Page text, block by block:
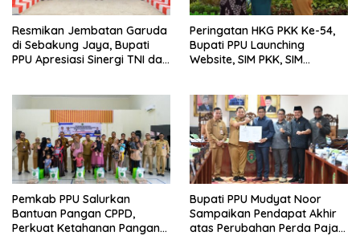
Resmikan Jembatan Garuda
di Sebakung Jaya, Bupati
PPU Apresiasi Sinergi TNI dan
Peringatan HKG PKK Ke-54,
Bupati PPU Launching
Website, SIM PKK, SIM
Pemkab PPU Salurkan
Bantuan Pangan CPPD,
Perkuat Ketahanan Pangan
Bupati PPU Mudyat Noor
Sampaikan Pendapat Akhir
atas Perubahan Perda Pajak